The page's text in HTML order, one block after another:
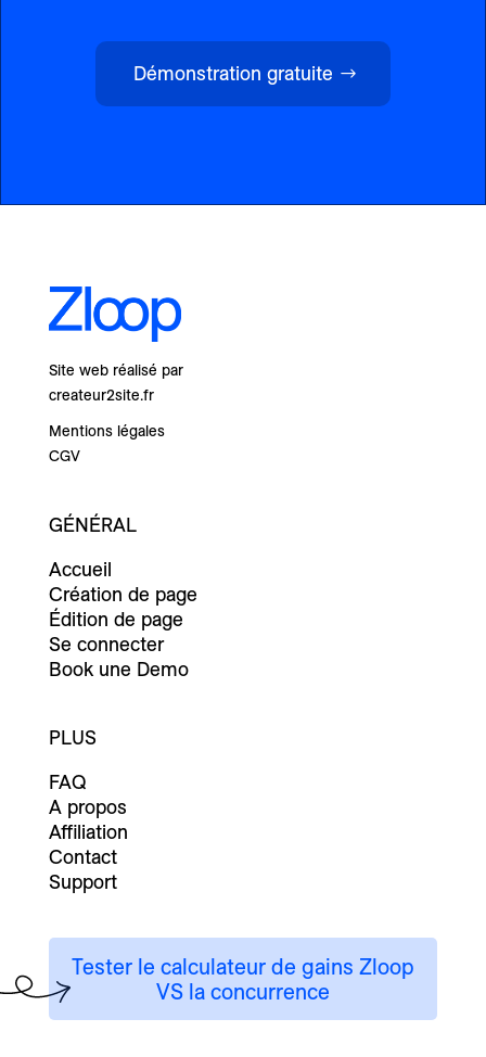
Démonstration gratuite
Site web réalisé par
createur2site.fr
Mentions légales
CGV
GÉNÉRAL
Accueil
Création de page
Édition de page
Se connecter
Book une Demo
PLUS
FAQ
A propos
Affiliation
Contact
Support
Tester le calculateur de gains Zloop
VS la concurrence